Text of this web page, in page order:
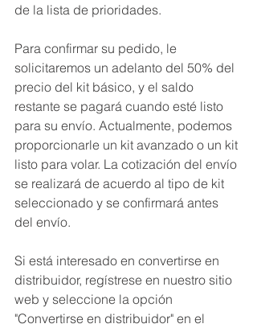
de la lista de prioridades.
Para confirmar su pedido, le
solicitaremos un adelanto del 50% del
precio del kit básico, y el saldo
restante se pagará cuando esté listo
para su envío. Actualmente, podemos
proporcionarle un kit avanzado o un kit
listo para volar. La cotización del envío
se realizará de acuerdo al tipo de kit
seleccionado y se confirmará antes
del envío.
Si está interesado en convertirse en
distribuidor, regístrese en nuestro sitio
web y seleccione la opción
"Convertirse en distribuidor" en el